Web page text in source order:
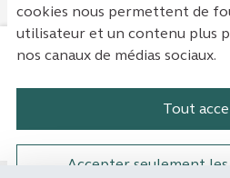
cookies nous permettent de
utilisateur et un contenu plus
nos canaux de médias sociaux.
Tout
Accepter seulement
Mentions légales
Paramètres des
Plateforme